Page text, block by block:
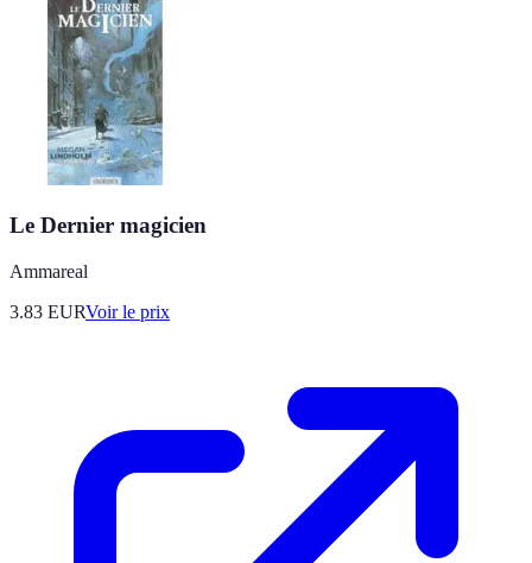
Le Dernier magicien
Ammareal
3.83 EURVoir le prix